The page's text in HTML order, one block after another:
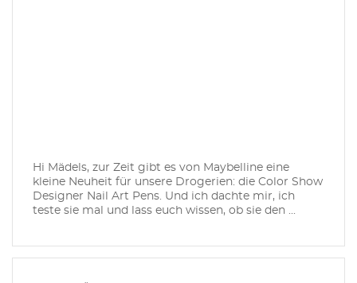
Hi Mädels, zur Zeit gibt es von Maybelline eine
kleine Neuheit für unsere Drogerien: die Color Show
Designer Nail Art Pens. Und ich dachte mir, ich
teste sie mal und lass euch wissen, ob sie den ...